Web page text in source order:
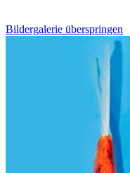
Bildergalerie überspringen